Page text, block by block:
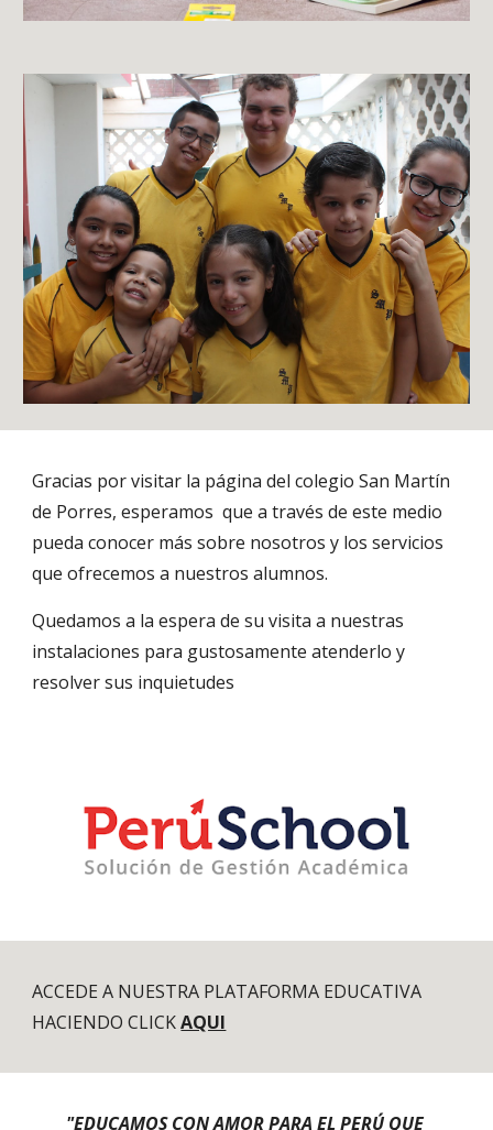
Gracias por visitar la página del colegio San Martín
de Porres, esperamos  que a través de este medio
pueda conocer más sobre nosotros y los servicios
que ofrecemos a nuestros alumnos.
Quedamos a la espera de su visita a nuestras
instalaciones para gustosamente atenderlo y
resolver sus inquietudes
ACCEDE A NUESTRA PLATAFORMA EDUCATIVA
HACIENDO CLICK AQUI
"EDUCAMOS CON AMOR PARA EL PERÚ QUE